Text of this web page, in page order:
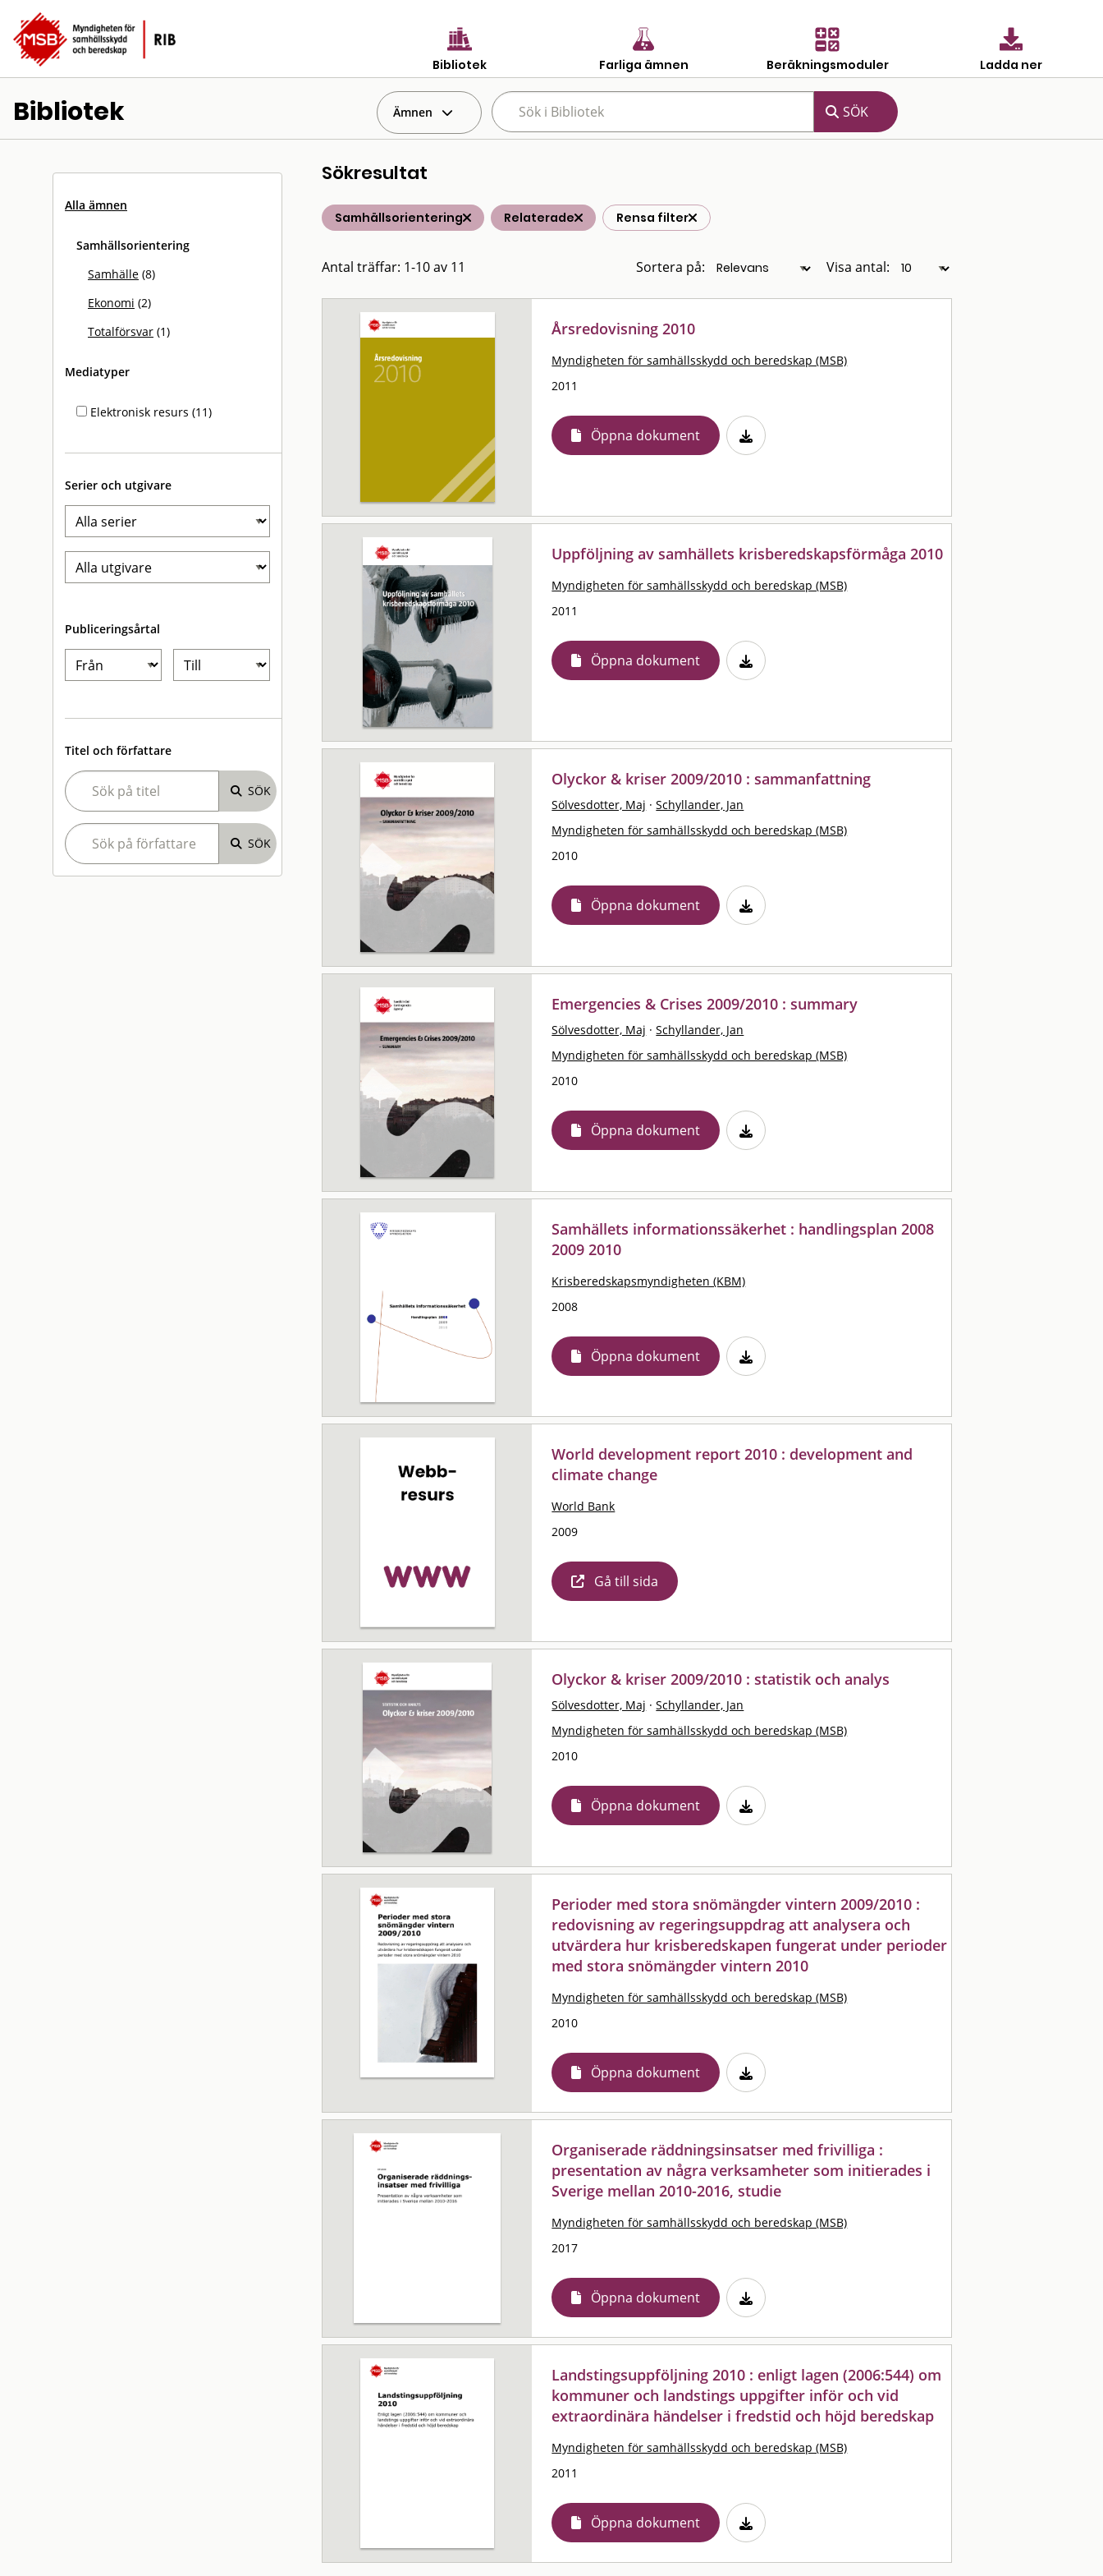
Bibliotek Farliga ämnen Beräkningsmoduler Ladda ner
Bibliotek Ämnen
Alla ämnen
Samhällsorientering
Samhälle (8)
Ekonomi (2)
Totalförsvar (1)
Mediatyper
Elektronisk resurs (11)
Serier och utgivare
Publiceringsårtal
Titel och författare
Sökresultat
Samhällsorientering Relaterade Rensa filter
Antal träffar: 1-10 av 11 Sortera på: Visa antal:
Årsredovisning 2010
Myndigheten för samhällsskydd och beredskap (MSB)
2011
Öppna dokument
Uppföljning av samhällets krisberedskapsförmåga 2010
Myndigheten för samhällsskydd och beredskap (MSB)
2011
Öppna dokument
Olyckor & kriser 2009/2010 : sammanfattning
Sölvesdotter, Maj · Schyllander, Jan
Myndigheten för samhällsskydd och beredskap (MSB)
2010
Öppna dokument
Emergencies & Crises 2009/2010 : summary
Sölvesdotter, Maj · Schyllander, Jan
Myndigheten för samhällsskydd och beredskap (MSB)
2010
Öppna dokument
Samhällets informationssäkerhet : handlingsplan 2008
2009 2010
Krisberedskapsmyndigheten (KBM)
2008
Öppna dokument
World development report 2010 : development and
climate change
World Bank
2009
Gå till sida
Olyckor & kriser 2009/2010 : statistik och analys
Sölvesdotter, Maj · Schyllander, Jan
Myndigheten för samhällsskydd och beredskap (MSB)
2010
Öppna dokument
Perioder med stora snömängder vintern 2009/2010 :
redovisning av regeringsuppdrag att analysera och
utvärdera hur krisberedskapen fungerat under perioder
med stora snömängder vintern 2010
Myndigheten för samhällsskydd och beredskap (MSB)
2010
Öppna dokument
Organiserade räddningsinsatser med frivilliga :
presentation av några verksamheter som initierades i
Sverige mellan 2010-2016, studie
Myndigheten för samhällsskydd och beredskap (MSB)
2017
Öppna dokument
Landstingsuppföljning 2010 : enligt lagen (2006:544) om
kommuner och landstings uppgifter inför och vid
extraordinära händelser i fredstid och höjd beredskap
Myndigheten för samhällsskydd och beredskap (MSB)
2011
Öppna dokument